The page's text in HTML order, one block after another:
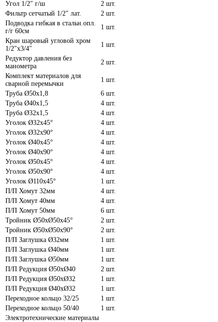
Угол 1/2″ г/ш
2 шт.
Фильтр сетчатый 1/2″ лат.
2 шт.
Подводка гибкая в стальн.опл.
г/г 60см
1 шт.
Кран шаровый угловой хром
1/2″х3/4″
1 шт.
Редуктор давления без
манометра
2 шт.
Комплект материалов для
сварной перемычки
1 шт.
Труба Ø50х1,8
6 шт.
Труба Ø40х1,5
4 шт.
Труба Ø32х1,5
4 шт.
Уголок Ø32х45°
4 шт.
Уголок Ø32х90°
4 шт.
Уголок Ø40х45°
4 шт.
Уголок Ø40х90°
4 шт.
Уголок Ø50х45°
4 шт.
Уголок Ø50х90°
4 шт.
Уголок Ø110х45°
1 шт.
П/П Хомут 32мм
4 шт.
П/П Хомут 40мм
4 шт.
П/П Хомут 50мм
6 шт.
Тройник Ø50хØ50х45°
2 шт.
Тройник Ø50хØ50х90°
2 шт.
П/П Заглушка Ø32мм
1 шт.
П/П Заглушка Ø40мм
1 шт.
П/П Заглушка Ø50мм
1 шт.
П/П Редукция Ø50хØ40
2 шт.
П/П Редукция Ø50хØ32
1 шт.
П/П Редукция Ø40хØ32
1 шт.
Переходное кольцо 32/25
1 шт.
Переходное кольцо 50/40
1 шт.
Электротехнические материалы